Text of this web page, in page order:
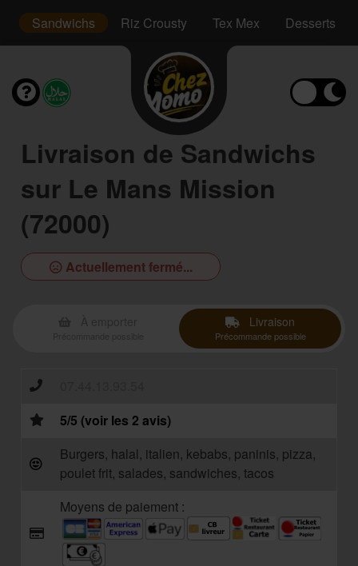
Sandwichs Riz Crousty Tex Mex Desserts
Livraison de Sandwichs
sur Le Mans Mission
(72000)
Actuellement fermé...
Livraison
Précommande possible
5/5 (voir les 2 avis)
Burgers, halal, italien, kebabs, paninis, pizza,
poulet frit, salades, sandwiches, tacos
Moyens de paiement :